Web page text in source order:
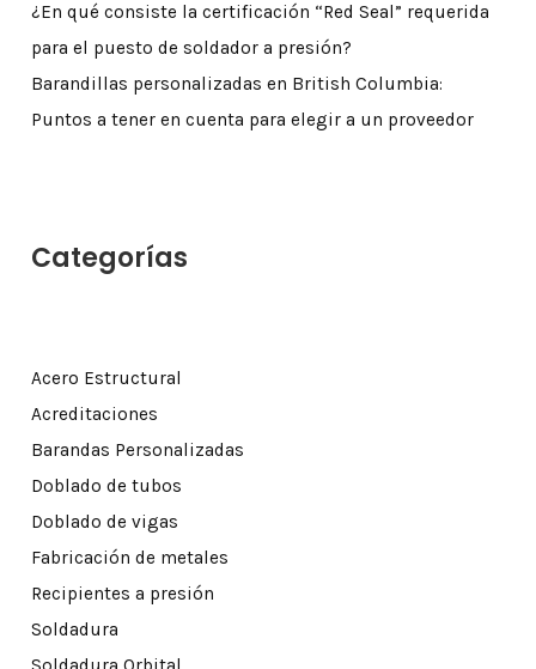
¿En qué consiste la certificación “Red Seal” requerida
para el puesto de soldador a presión?
Barandillas personalizadas en British Columbia:
Puntos a tener en cuenta para elegir a un proveedor
Categorías
Acero Estructural
Acreditaciones
Barandas Personalizadas
Doblado de tubos
Doblado de vigas
Fabricación de metales
Recipientes a presión
Soldadura